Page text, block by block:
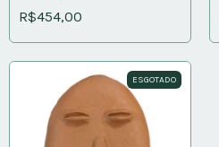
R$454,00
ESGOTADO